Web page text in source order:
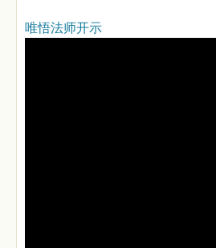
唯悟法师开示